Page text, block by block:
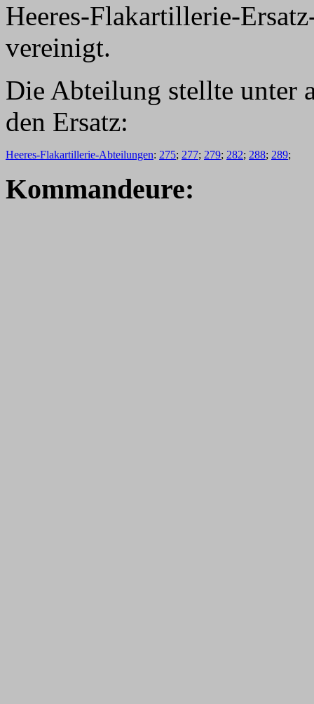
Heeres-Flakartillerie-
vereinigt.
Die Abteilung stellte unter
den Ersatz:
Heeres-Flakartillerie-Abteilungen: 275; 277; 279; 282; 288; 289;
Kommandeure: